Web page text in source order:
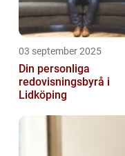
03 september 2025
Din personliga
redovisningsbyrå i
Lidköping